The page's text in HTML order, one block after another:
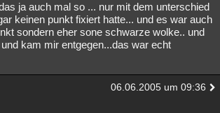
ja auch mal so ... nur mit dem unterschied
keinen punkt fixiert hatte... und es war auch
sondern eher sone schwarze wolke.. und
kam mir entgegen...das war echt
06.06.2005 um 09:36